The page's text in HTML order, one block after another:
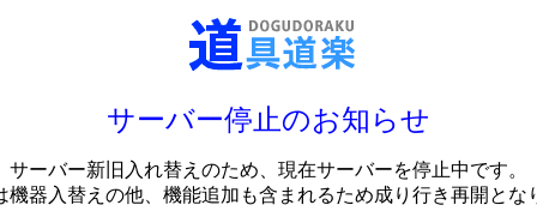
サーバー停止のお知らせ
サーバー新旧入れ替えのため、現在サーバーを停止中です。
機器入替えの他、機能追加も含まれるため成り行き再開とな